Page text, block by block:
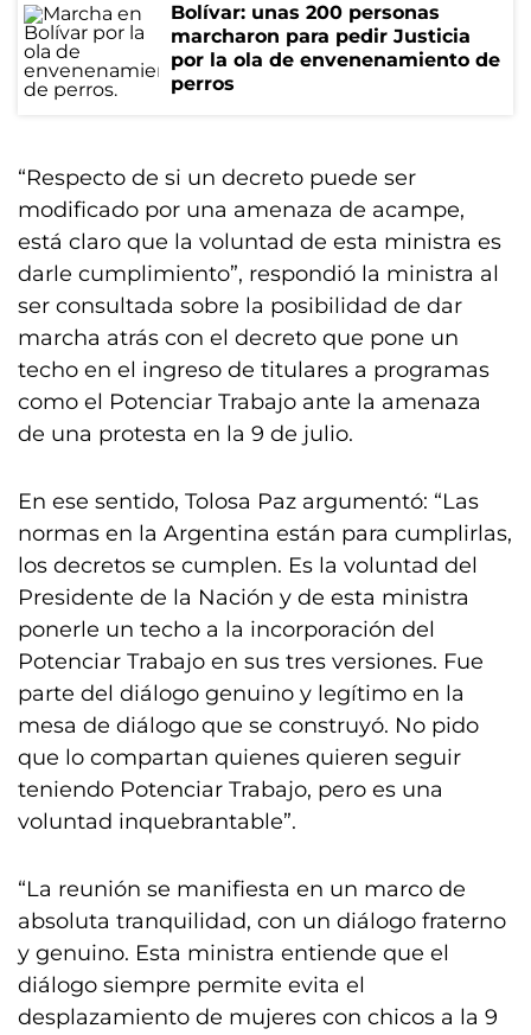
Bolívar: unas 200 personas
marcharon para pedir Justicia
por la ola de envenenamiento de
perros
“Respecto de si un decreto puede ser
modificado por una amenaza de acampe,
está claro que la voluntad de esta ministra es
darle cumplimiento”, respondió la ministra al
ser consultada sobre la posibilidad de dar
marcha atrás con el decreto que pone un
techo en el ingreso de titulares a programas
como el Potenciar Trabajo ante la amenaza
de una protesta en la 9 de julio.
En ese sentido, Tolosa Paz argumentó: “Las
normas en la Argentina están para cumplirlas,
los decretos se cumplen. Es la voluntad del
Presidente de la Nación y de esta ministra
ponerle un techo a la incorporación del
Potenciar Trabajo en sus tres versiones. Fue
parte del diálogo genuino y legítimo en la
mesa de diálogo que se construyó. No pido
que lo compartan quienes quieren seguir
teniendo Potenciar Trabajo, pero es una
voluntad inquebrantable”.
“La reunión se manifiesta en un marco de
absoluta tranquilidad, con un diálogo fraterno
y genuino. Esta ministra entiende que el
diálogo siempre permite evita el
desplazamiento de mujeres con chicos a la 9